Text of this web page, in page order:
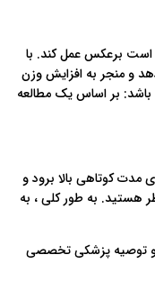
است برعکس عمل کند. با
و منجر به افزایش وزن
باشد: بر اساس یک مطالعه
کوتاهی بالا برود و
هستید. به طور کلی ، به
رو توصیه پزشکی تخصصی